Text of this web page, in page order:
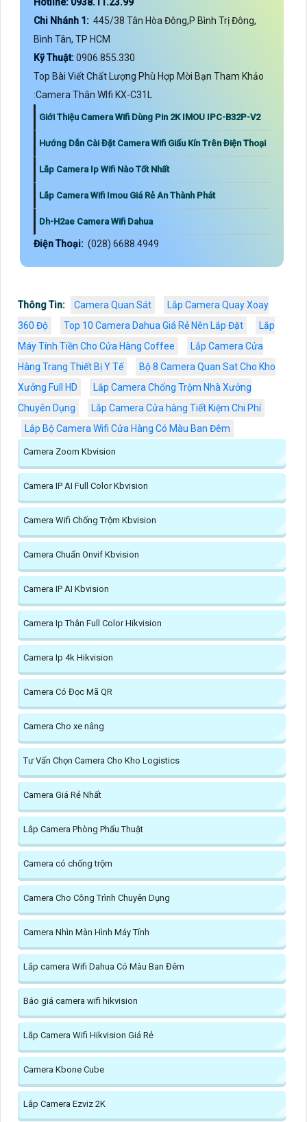
Chi Nhánh 1: 445/38 Tân Hòa Đông,P Bình Trị Đông,
Bình Tân, TP HCM
Kỹ Thuật:0906.855.330
Top Bài Viết Chất Lượng Phù Hợp Mời Bạn Tham Khảo
:Camera Thân WIfi KX-C31L
Giới Thiệu Camera Wifi Dùng Pin 2K IMOU IPC-B32P-V2
Hướng Dẫn Cài Đặt Camera Wifi Giấu Kín Trên Điện Thoại
Lắp Camera Ip Wifi Nào Tốt Nhất
Lắp Camera Wifi Imou Giá Rẻ An Thành Phát
Dh-H2ae Camera Wifi Dahua
Điện Thoại: (028) 6688.4949
Thông Tin: Camera Quan Sát
Lắp Camera Quay Xoay
360 Độ
Top 10 Camera Dahua Giá Rẻ Nên Lắp Đặt
Lắp
Máy Tính Tiền Cho Cửa Hàng Coffee
Lắp Camera Cửa
Hàng Trang Thiết Bị Y Tế
Bộ 8 Camera Quan Sat Cho Kho
Xưởng Full HD
Lắp Camera Chống Trộm Nhà Xưởng
Chuyên Dụng
Lắp Camera Cửa hàng Tiết Kiệm Chi Phí
Lắp Bộ Camera Wifi Cửa Hàng Có Màu Ban Đêm
Camera Zoom Kbvision
Camera IP AI Full Color Kbvision
Camera Wifi Chống Trộm Kbvision
Camera Chuẩn Onvif Kbvision
Camera IP AI Kbvision
Camera Ip Thân Full Color Hikvision
Camera Ip 4k Hikvision
Camera Có Đọc Mã QR
Camera Cho xe nâng
Tư Vấn Chọn Camera Cho Kho Logistics
Camera Giá Rẻ Nhất
Lắp Camera Phòng Phẩu Thuật
Camera có chống trộm
Camera Cho Công Trình Chuyên Dụng
Camera Nhìn Màn Hình Máy Tính
Lắp camera Wifi Dahua Có Màu Ban Đêm
Báo giá camera wifi hikvision
Lắp Camera Wifi Hikvision Giá Rẻ
Camera Kbone Cube
Lắp Camera Ezviz 2K